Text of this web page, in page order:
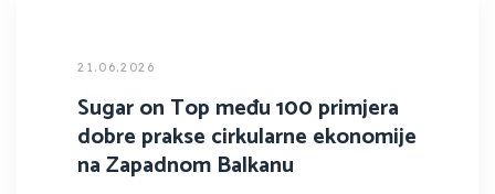
21.06.2026
Sugar on Top među 100 primjera
dobre prakse cirkularne ekonomije
na Zapadnom Balkanu